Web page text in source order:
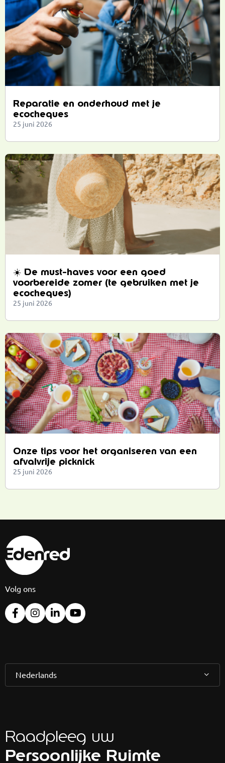
Reparatie en onderhoud met je
ecocheques
25 juni 2026
☀️ De must-haves voor een goed
voorbereide zomer (te gebruiken met je
ecocheques)
25 juni 2026
Onze tips voor het organiseren van een
afvalvrije picknick
25 juni 2026
Volg ons
Nederlands
Raadpleeg uw
Persoonlijke Ruimte